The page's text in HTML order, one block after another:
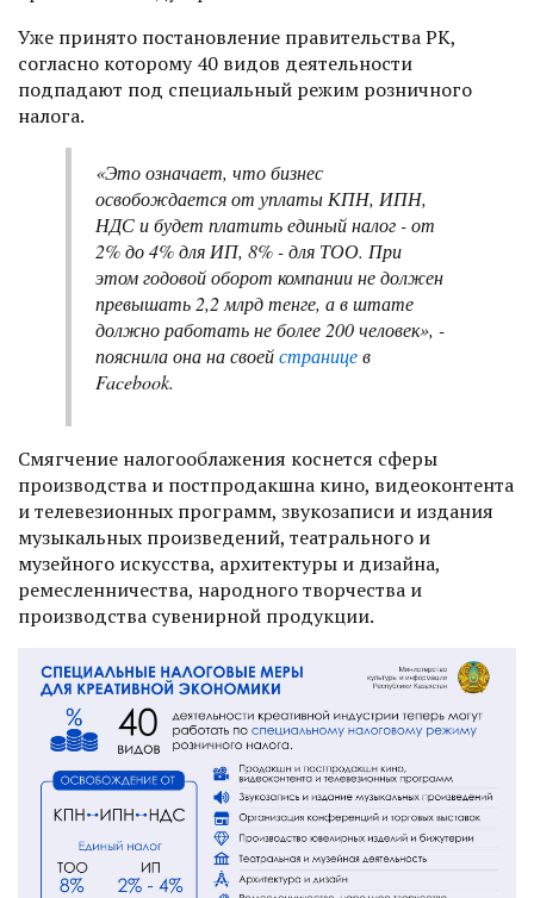
Уже принято постановление правительства РК,
согласно которому 40 видов деятельности
подпадают под специальный режим розничного
налога.
«Это означает, что бизнес
освобождается от уплаты КПН, ИПН,
НДС и будет платить единый налог - от
2% до 4% для ИП, 8% - для ТОО. При
этом годовой оборот компании не должен
превышать 2,2 млрд тенге, а в штате
должно работать не более 200 человек», -
пояснила она на своейстраницев
Facebook.
Смягчение налогооблажения коснется сферы
производства и постпродакшна кино, видеоконтента
и телевезионных программ, звукозаписи и издания
музыкальных произведений, театрального и
музейного искусства, архитектуры и дизайна,
ремесленничества, народного творчества и
производства сувенирной продукции.